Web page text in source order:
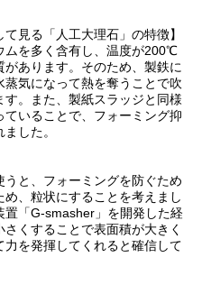
見る「人工大理石」の特徴】
ムを多く含有し、温度が200℃
あります。そのため、製鉄に
気になって熱を奪うことで吹
。また、製紙スラッジと同様
いることで、フォーミング抑
した。
と、フォーミングを防ぐため
、粒状にすることを考えまし
置「G-smasher」を開発した経
くすることで表面積が大きく
を発揮してくれると確信して